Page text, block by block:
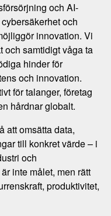
och AI-
och
innovation. Vi
och samtidigt våga ta
hinder för
och innovation.
för talanger, företag
hårdnar globalt.
att omsätta data,
till konkret värde – i
och
inte målet, men rätt
produktivitet,